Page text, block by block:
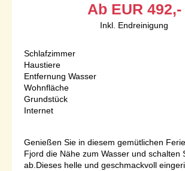
Ab EUR 492,-
Inkl. Endreinigung
Schlafzimmer
Haustiere
Entfernung Wasser
Wohnfläche
Grundstück
Internet
Genießen Sie in diesem gemütlichen
Fjord die Nähe zum Wasser und schalten
ab.Dieses helle und geschmackvoll